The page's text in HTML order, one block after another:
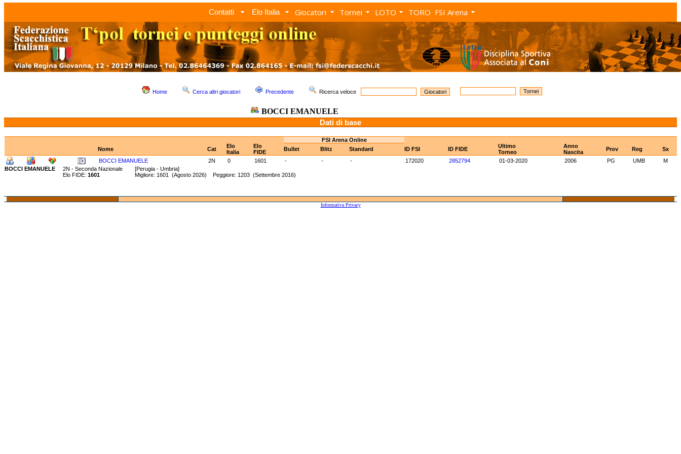
Contatti Elo Italia Giocatori Tornei LOTO TORO FSI Arena
Home Cerca altri giocatori Precedente Ricerca veloce
BOCCI EMANUELE
Dati di base
FSI Arena Online
Nome
Cat
Elo
Italia
Elo
FIDE
Bullet Blitz Standard ID FSI ID FIDE
Ultimo
Torneo
Anno
Nascita
Prov Reg
Sx
BOCCI EMANUELE
2N 0 1601 - - - 172020 2852794 01-03-2020 2006 PG UMB
M
BOCCI EMANUELE
2N - Seconda Nazionale [Perugia - Umbria]
Elo FIDE: 1601 Migliore: 1601 (Agosto 2026) Peggiore: 1203 (Settembre 2016)
Informativa Privacy